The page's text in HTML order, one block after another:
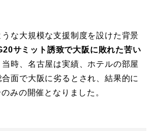
な大規模な支援制度を設けた背景
サミット誘致で大阪に敗れた苦い
時、名古屋は実績、ホテルの部屋
面で大阪に劣るとされ、結果的に
みの開催となりました。